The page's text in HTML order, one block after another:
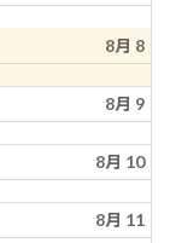
8月 8
8月 9
8月 10
8月 11